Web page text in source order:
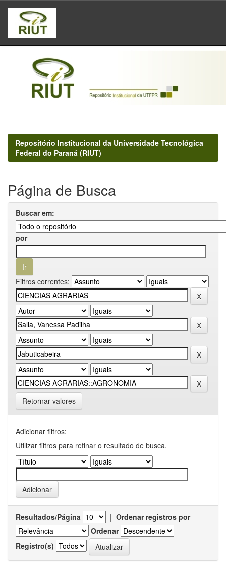
Skip
navigation
Repositório Institucional da Universidade Tecnológica
Federal do Paraná (RIUT)
Página de Busca
Buscar em:
por
Filtros correntes:
Retornar valores
Adicionar filtros:
Utilizar filtros para refinar o resultado de busca.
Resultados/Página | Ordenar registros por
Ordenar
Registro(s)